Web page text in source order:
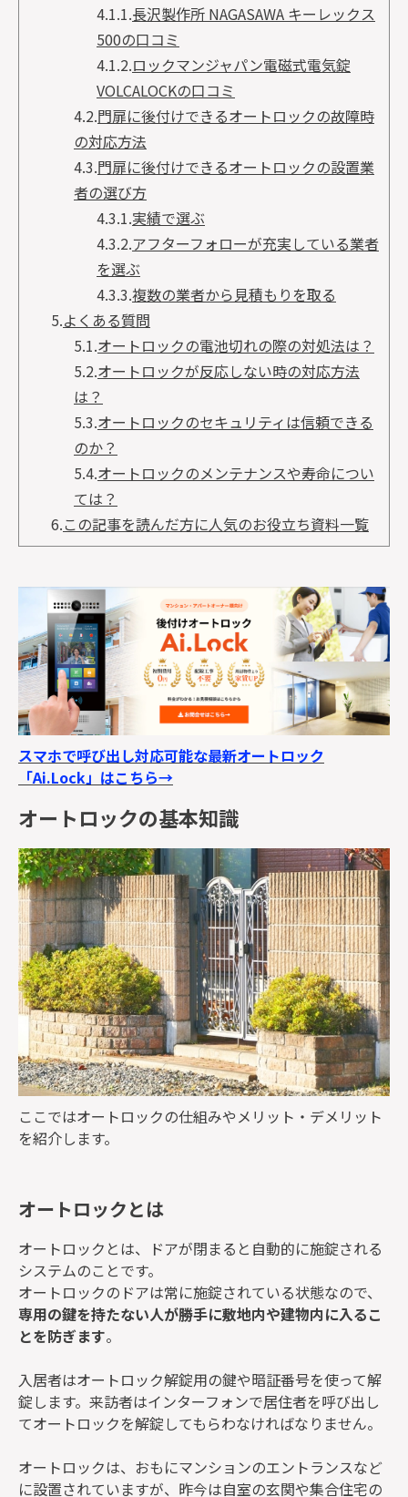
4.1.1.長沢製作所 NAGASAWA キーレックス
500の口コミ
4.1.2.ロックマンジャパン電磁式電気錠
VOLCALOCKの口コミ
4.2.門扉に後付けできるオートロックの故障時
の対応方法
4.3.門扉に後付けできるオートロックの設置業
者の選び方
4.3.1.実績で選ぶ
4.3.2.アフターフォローが充実している業者
を選ぶ
4.3.3.複数の業者から見積もりを取る
5.よくある質問
5.1.オートロックの電池切れの際の対処法は？
5.2.オートロックが反応しない時の対応方法
は？
5.3.オートロックのセキュリティは信頼できる
のか？
5.4.オートロックのメンテナンスや寿命につい
ては？
6.この記事を読んだ方に人気のお役立ち資料一覧
スマホで呼び出し対応可能な最新オートロック
「Ai.Lock」はこちら→
オートロックの基本知識
ここではオートロックの仕組みやメリット・デメリット
を紹介します。
オートロックとは
オートロックとは、ドアが閉まると自動的に施錠される
システムのことです。
オートロックのドアは常に施錠されている状態なので、
専用の鍵を持たない人が勝手に敷地内や建物内に入るこ
とを防ぎます。
入居者はオートロック解錠用の鍵や暗証番号を使って解
錠します。来訪者はインターフォンで居住者を呼び出し
てオートロックを解錠してもらわなければなりません。
オートロックは、おもにマンションのエントランスなど
に設置されていますが、昨今は自室の玄関や集合住宅の